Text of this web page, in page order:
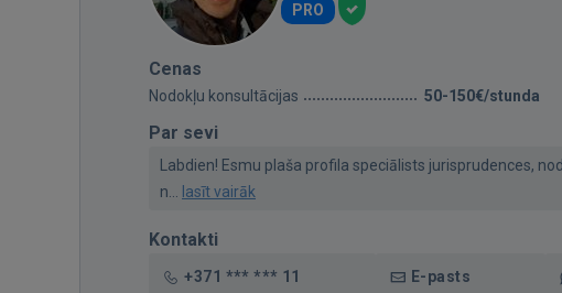
PRO
Cenas
Nodokļu konsultācijas 50-150€/stunda
Par sevi
Labdien! Esmu plaša profila speciālists jurisprudences,
n...
lasīt vairāk
Kontakti
+371 *** *** 11 E-pasts